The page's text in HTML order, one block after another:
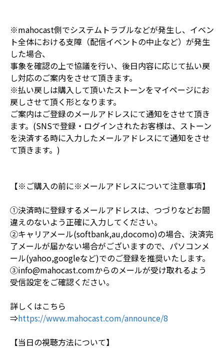
※mahocast側でシステムトラブルなどが発生し、イベン
ト全体における支障（配信イベントの中止など）が発生
した場合、
事象を確認の上で協議を行い、後日内容に応じて払い戻
し対応のご案内をさせて頂きます。
※払い戻しは購入して頂いたストーンをマイページにお
戻しさせて頂く形となります。
ご案内はご登録のメールアドレスにて通知をさせて頂き
ます。(SNSで登録・ログインされたお客様は、ストーン
を決済する時に入力したメールアドレスにて通知をさせ
て頂きます。)
【※ご購入の前に※メールアドレスについて注意事項】
①決済時に登録するメールアドレスは、つづりなどお間
違えのないよう正確に入力してください。
②キャリアメール(softbank,au,docomo)の場合、決済完
了メールが届かない場合がございますので、パソコンメ
ール(yahoo,googleなど)でのご登録を推奨いたします。
③info@mahocast.comからのメールが受け取れるよう
受信設定をご確認ください。
詳しくはこちら
⇒https://www.mahocast.com/announce/8
【当日の視聴方法について】